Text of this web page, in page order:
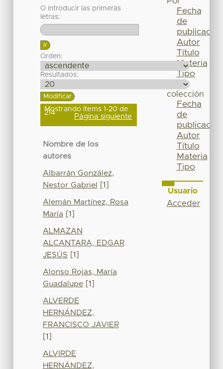
O introducir las primeras
letras:
Orden:
Resultados:
Mostrando ítems 1-20 de
214 Página siguiente
Nombre de los
autores
Albarrán González,
Nestor Gabriel
[1]
Alemán Martínez, Rosa
María [1]
ALMAZAN
ALCANTARA, EDGAR
JESÚS [1]
Alonso Rojas, María
Guadalupe[1]
ALVERDE
HERNÁNDEZ,
FRANCISCO JAVIER
[1]
ALVIRDE
HERNÁNDEZ,
Fecha
de
publicación
Autor
Título
Materia
Tipo
colección
Fecha
de
publicación
Autor
Título
Materia
Tipo
Usuario
Acceder